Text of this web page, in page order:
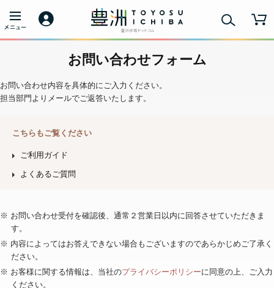
お問い合わせフォーム
お問い合わせ内容を具体的にご入力ください。
担当部門よりメールでご返答いたします。
こちらもご覧ください
ご利用ガイド
よくあるご質問
※ お問い合わせ受付を確認後、通常２営業日以内に回答させていただきま
す。
※ 内容によってはお答えできない場合もございますのであらかじめご了承く
ださい。
※ お客様に関する情報は、当社のプライバシーポリシーに同意の上、ご入力
ください。